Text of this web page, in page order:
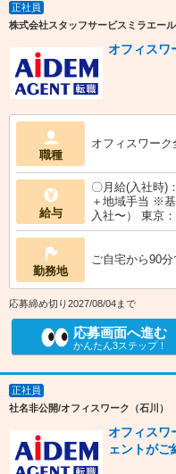
正社員
株式会社スタッフサービスミラエー
オフィスワ
職種
オフィスワーク
給与
〇月給(入社時)
＋地域手当 ※
入社〜） 東京
勤務地
ご自宅から90
応募締め切り2027/08/04まで
応募画面へ進む
かんたん3ステップ！
正社員
社名非公開/オフィスワーク（石川）
オフィスワ
ェントがご